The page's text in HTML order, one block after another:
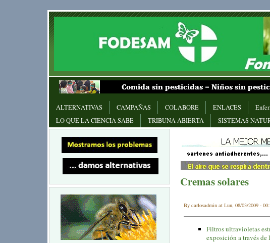
ALTERNATIVAS CAMPAÑAS COLABORE ENLACES
LO QUE LA CIENCIA SABE
TRIBUNA ABIERTA SISTEMAS
Cremas solares
By carlosadmin at Lun, 08/03/2009 -
Filtros ultravioletas
exposición a través